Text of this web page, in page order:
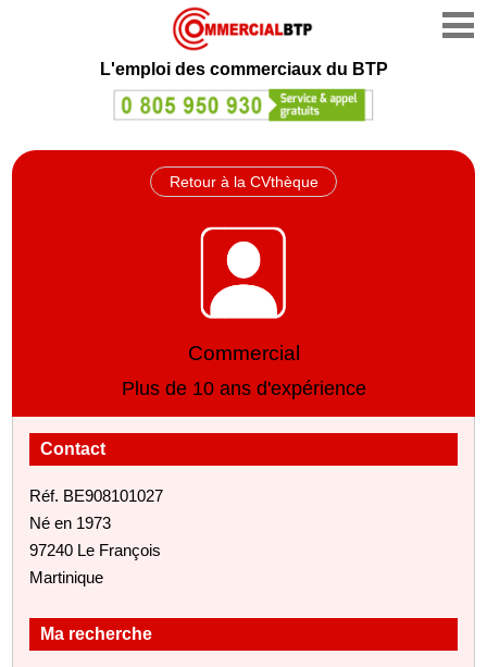
L'emploi des commerciaux du BTP
Retour à la CVthèque
Commercial
Plus de 10 ans d'expérience
Contact
Réf. BE908101027
Né en 1973
97240 Le François
Martinique
Ma recherche